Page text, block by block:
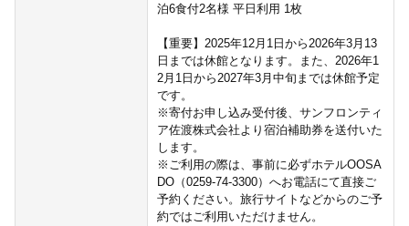
泊6食付2名様 平日利用 1枚
【重要】2025年12月1日から2026年3月13
日までは休館となります。また、2026年1
2月1日から2027年3月中旬までは休館予定
です。
※寄付お申し込み受付後、サンフロンティ
ア佐渡株式会社より宿泊補助券を送付いた
します。
※ご利用の際は、事前に必ずホテルOOSA
DO（0259-74-3300）へお電話にて直接ご
予約ください。旅行サイトなどからのご予
約ではご利用いただけません。